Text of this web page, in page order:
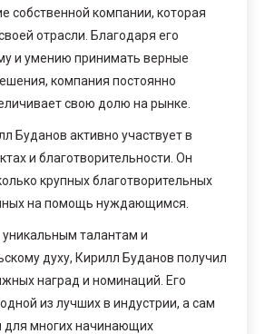
собственной компании, которая
отрасли. Благодаря его
и умению принимать верные
компания постоянно
свою долю на рынке.
Буданов активно участвует в
и благотворительности. Он
крупных благотворительных
на помощь нуждающимся.
талантам и
духу, Кирилл Буданов получил
наград и номинаций. Его
из лучших в индустрии, а сам
для многих начинающих